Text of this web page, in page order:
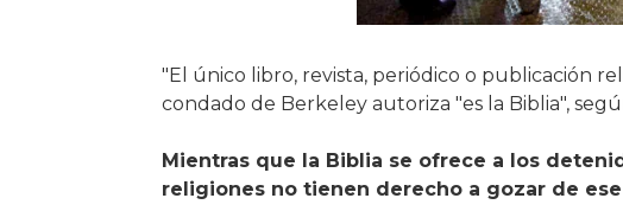
"El único libro, revista, periódico o publicación
condado de Berkeley autoriza "es la Biblia",
Mientras que la Biblia se ofrece a los
religiones no tienen derecho a gozar de